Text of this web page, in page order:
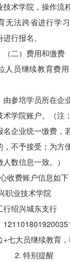
术学院，操作流
无法跨省进行学
行报名。
（二）费用和缴费
人员继续教育费
由参培学员所在企
学院账户。（注
名企业统一缴费，
，不予接受；为方
数信息一致。）
收费账户信息如下
职业技术学院
行绍兴城东支行
七大员继续教育，
2. 特别提醒